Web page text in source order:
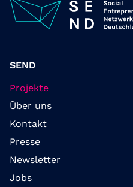
SEND
Projekte
Über uns
Kontakt
Presse
Newsletter
Jobs